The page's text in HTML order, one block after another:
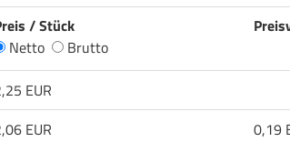
/ Stück
Netto
Brutto
EUR
EUR
0,19